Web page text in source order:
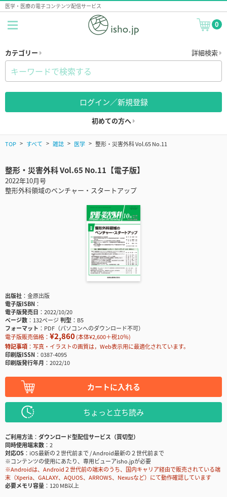
医学・医療の電子コンテンツ配信サービス
0
カテゴリー 詳細検索
ログイン／新規登録
初めての方へ
TOP すべて 雑誌 医学 整形・災害外科 Vol.65 No.11
整形・災害外科 Vol.65 No.11【電子版】
2022年10月号
整形外科領域のベンチャー・スタートアップ
出版社
金原出版
電子版ISBN
電子版発売日
2022/10/20
ページ数
132ページ判型
B5
フォーマット
PDF（パソコンへのダウンロード不可）
電子版販売価格： ¥2,860(本体¥2,600＋税10％)
特記事項
写真・イラストの画質は，Web表示用に最適化されています。
印刷版ISSN
0387-4095
印刷版発行年月
2022/10
カートに入れる
ちょっと立ち読み
ご利用方法
ダウンロード型配信サービス（買切型）
同時使用端末数
2
対応OS
iOS最新の２世代前まで / Android最新の２世代前まで
※コンテンツの使用にあたり、専用ビューアisho.jpが必要
※Androidは、Android２世代前の端末のうち、国内キャリア経由で販売されている端
末（Xperia、GALAXY、AQUOS、ARROWS、Nexusなど）にて動作確認しています
必要メモリ容量
120 MB以上